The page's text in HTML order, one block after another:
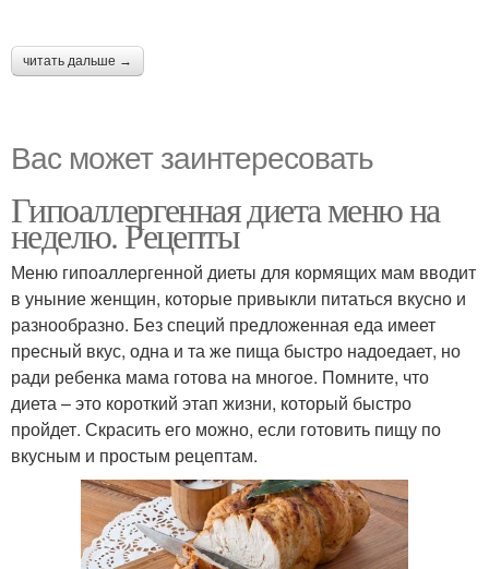
читать дальше →
Вас может заинтересовать
Гипоаллергенная диета меню на
неделю. Рецепты
Меню гипоаллергенной диеты для кормящих мам вводит
в уныние женщин, которые привыкли питаться вкусно и
разнообразно. Без специй предложенная еда имеет
пресный вкус, одна и та же пища быстро надоедает, но
ради ребенка мама готова на многое. Помните, что
диета – это короткий этап жизни, который быстро
пройдет. Скрасить его можно, если готовить пищу по
вкусным и простым рецептам.